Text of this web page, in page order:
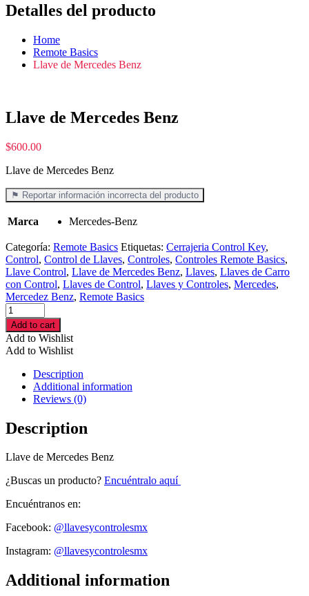
Detalles del producto
Home
Remote Basics
Llave de Mercedes Benz
Llave de Mercedes Benz
$600.00
Llave de Mercedes Benz
⚑ Reportar información incorrecta del producto
Marca Mercedes-Benz
Categoría: Remote Basics Etiquetas: Cerrajeria Control Key,
Control, Control de Llaves, Controles, Controles Remote Basics,
Llave Control, Llave de Mercedes Benz, Llaves, Llaves de Carro
con Control, Llaves de Control, Llaves y Controles, Mercedes,
Mercedez Benz, Remote Basics
Llave
de
Mercedes
Benz
cantidad
Add to cart
Add to Wishlist
Add to Wishlist
Description
Additional information
Reviews (0)
Description
Llave de Mercedes Benz
¿Buscas un producto? Encuéntralo aquí
Encuéntranos en:
Facebook: @llavesycontrolesmx
Instagram: @llavesycontrolesmx
Additional information